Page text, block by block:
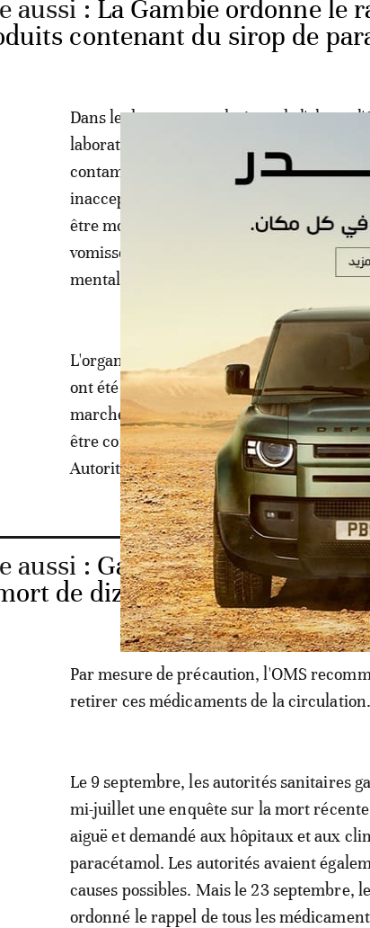
aussi : La Gambie ordonne le
contenant du sirop de
Dans le document technique de l'alerte,
laboratoire d'échantillons de chacun des
contamination par diéthylène glycol et
inacceptables». Le diéthylène glycol et
être mortels. Les effets toxiques incluent
vomissements, diarrhées, incapacité à
mental et lésions rénales aiguës pouvant
L'organisation basée à Genève précise
ont été identifiés en Gambie mais
marchés informels, ailleurs dans le
être considérés comme dangereux
Autorités Nationales de Réglementation
aussi : Gambie: des experts
de dizaines d'enfants
Par mesure de précaution, l'OMS
retirer ces médicaments de la circulation.
Le 9 septembre, les autorités sanitaires
mi-juillet une enquête sur la mort
aiguë et demandé aux hôpitaux et aux
paracétamol. Les autorités avaient
causes possibles. Mais le 23 septembre,
ordonné le rappel de tous les